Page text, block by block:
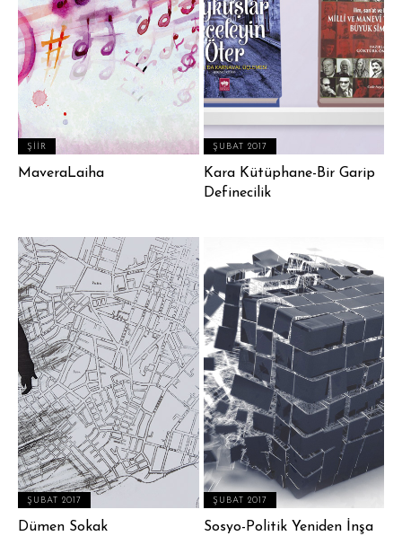
ŞIIR
MaveraLaiha
ŞUBAT 2017
Kara Kütüphane-Bir Garip
Definecilik
ŞUBAT 2017
Dümen Sokak
ŞUBAT 2017
Sosyo-Politik Yeniden İnşa